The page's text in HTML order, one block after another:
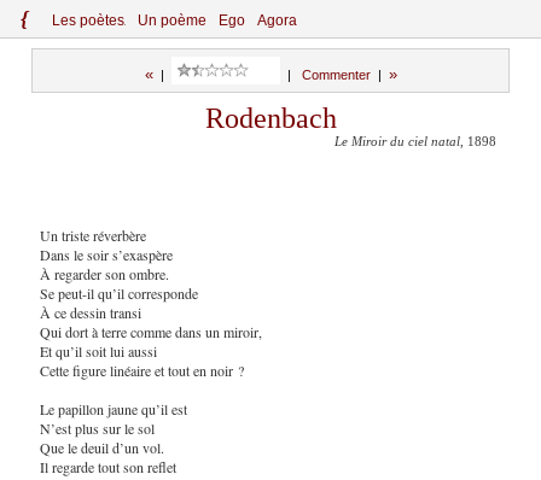
{ Les poètes Un poème Ego Agora
«| Commenter| »
Rodenbach
Le Miroir du ciel natal , 1898
Un triste réverbère
Dans le soir s’exaspère
À regarder son ombre.
Se peut-il qu’il corresponde
À ce dessin transi
Qui dort à terre comme dans un miroir,
Et qu’il soit lui aussi
Cette figure linéaire et tout en noir ?
Le papillon jaune qu’il est
N’est plus sur le sol
Que le deuil d’un vol.
Il regarde tout son reflet